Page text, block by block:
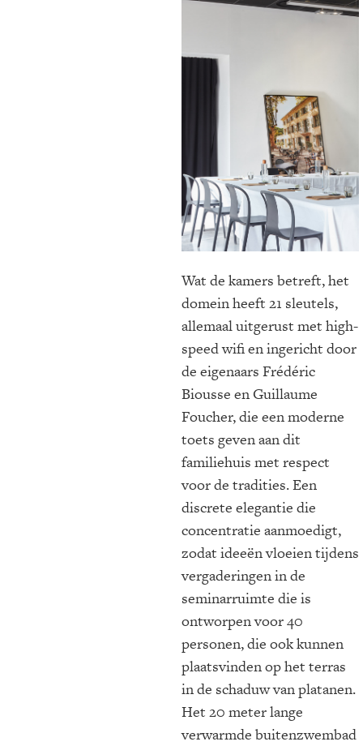
Wat de kamers betreft, het
domein heeft 21 sleutels,
allemaal uitgerust met high-
speed wifi en ingericht door
de eigenaars Frédéric
Biousse en Guillaume
Foucher, die een moderne
toets geven aan dit
familiehuis met respect
voor de tradities. Een
discrete elegantie die
concentratie aanmoedigt,
zodat ideeën vloeien tijdens
vergaderingen in de
seminarruimte die is
ontworpen voor 40
personen, die ook kunnen
plaatsvinden op het terras
in de schaduw van platanen.
Het 20 meter lange
verwarmde buitenzwembad